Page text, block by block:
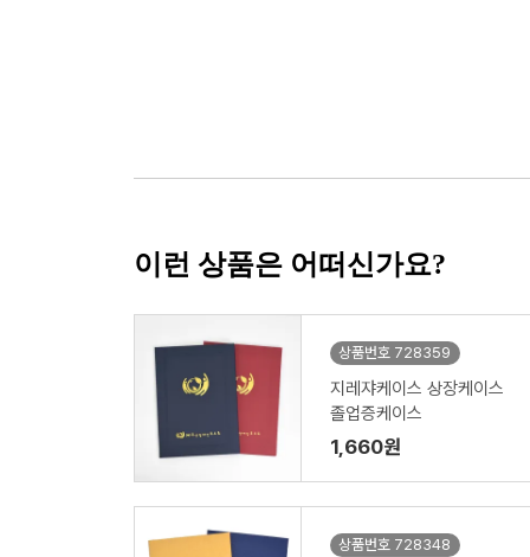
이런 상품은 어떠신가요?
상품번호 728359
지레쟈케이스 상장케이스
졸업증케이스
1,660원
상품번호 728348